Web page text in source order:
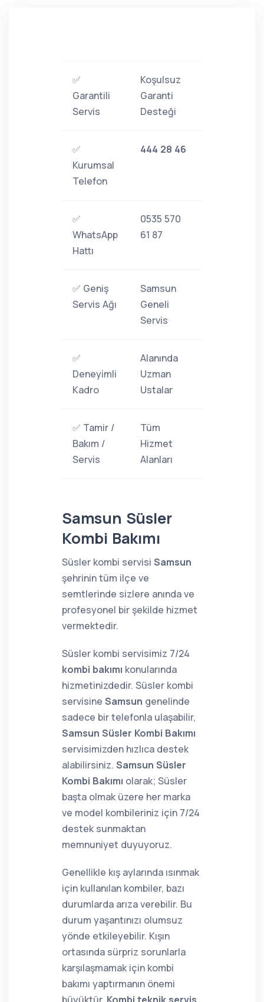
✅
Garantili
Servis
Koşulsuz
Garanti
Desteği
✅
Kurumsal
Telefon
444 28 46
✅
WhatsApp
Hattı
0535 570
61 87
✅ Geniş
Servis Ağı
Samsun
Geneli
Servis
✅
Deneyimli
Kadro
Alanında
Uzman
Ustalar
✅ Tamir /
Bakım /
Servis
Tüm
Hizmet
Alanları
Samsun Süsler
Kombi Bakımı
Süsler kombi servisi Samsun
şehrinin tüm ilçe ve
semtlerinde sizlere anında ve
profesyonel bir şekilde hizmet
vermektedir.
Süsler kombi servisimiz 7/24
kombi bakımı konularında
hizmetinizdedir. Süsler kombi
servisine Samsun genelinde
sadece bir telefonla ulaşabilir,
Samsun Süsler Kombi Bakımı
servisimizden hızlıca destek
alabilirsiniz. Samsun Süsler
Kombi Bakımı olarak; Süsler
başta olmak üzere her marka
ve model kombileriniz için 7/24
destek sunmaktan
memnuniyet duyuyoruz.
Genellikle kış aylarında ısınmak
için kullanılan kombiler, bazı
durumlarda arıza verebilir. Bu
durum yaşantınızı olumsuz
yönde etkileyebilir. Kışın
ortasında sürpriz sorunlarla
karşılaşmamak için kombi
bakımı yaptırmanın önemi